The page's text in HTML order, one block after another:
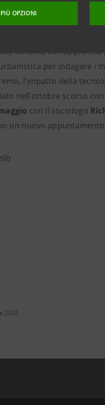
PIÙ OPZIONI
affronta con
per indagare i
l’impatto della
nell’ottobre scorso
con il sociologo
un nuovo
2025